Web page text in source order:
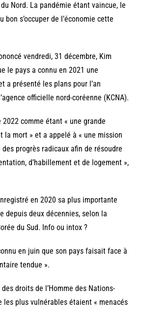
Nord. La pandémie étant vaincue, le
bon s’occuper de l’économie cette
vendredi, 31 décembre, Kim
le pays a connu en 2021 une
a présenté les plans pour l’an
officielle nord-coréenne (KCNA).
comme étant « une grande
la mort » et a appelé à « une mission
progrès radicaux afin de résoudre
d’habillement et de logement »,
en 2020 sa plus importante
depuis deux décennies, selon la
du Sud. Info ou intox ?
en juin que son pays faisait face à
tendue ».
droits de l’Homme des Nations-
les plus vulnérables étaient « menacés